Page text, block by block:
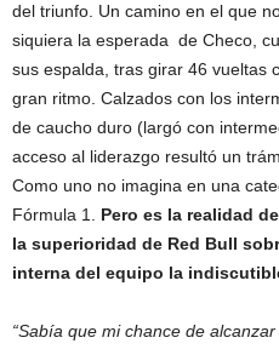
del triunfo. Un camino en el que
siquiera la esperada de Checo,
sus espalda, tras girar 46 vueltas
gran ritmo. Calzados con los
de caucho duro (largó con
acceso al liderazgo resultó un
Como uno no imagina en una
Fórmula 1. Pero es la realidad
la superioridad de Red Bull
interna del equipo la
“Sabía que mi chance de